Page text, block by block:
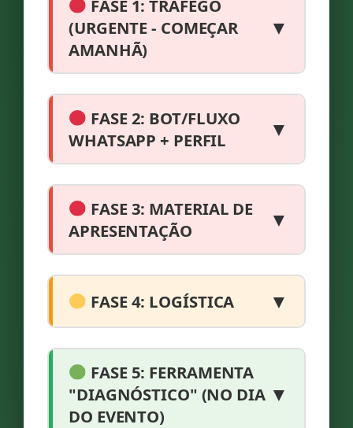
FASE 1: TRÁFEGO
(URGENTE - COMEÇAR
AMANHÃ)
▼
FASE 2: BOT/FLUXO
WHATSAPP + PERFIL
▼
FASE 3: MATERIAL DE
APRESENTAÇÃO
▼
FASE 4: LOGÍSTICA ▼
FASE 5: FERRAMENTA
"DIAGNÓSTICO" (NO DIA
DO EVENTO)
▼